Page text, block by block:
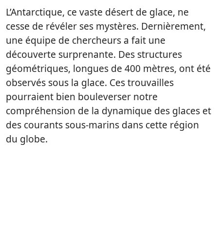
L’Antarctique, ce vaste désert de glace, ne
cesse de révéler ses mystères. Dernièrement,
une équipe de chercheurs a fait une
découverte surprenante. Des structures
géométriques, longues de 400 mètres, ont été
observés sous la glace. Ces trouvailles
pourraient bien bouleverser notre
compréhension de la dynamique des glaces et
des courants sous-marins dans cette région
du globe.